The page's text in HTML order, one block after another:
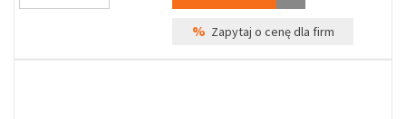
% Zapytaj o cenę dla firm